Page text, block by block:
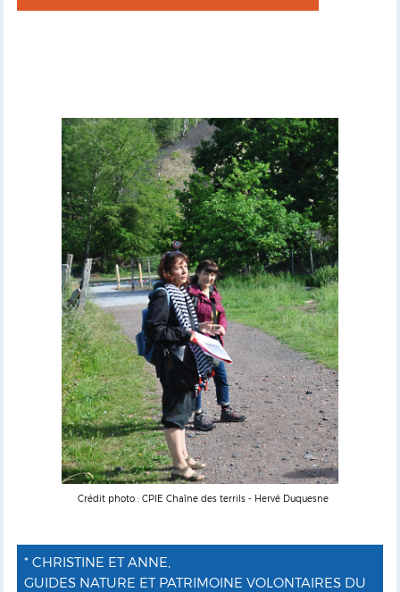
Crédit photo : CPIE Chaîne des terrils - Hervé Duquesne
* CHRISTINE ET ANNE,
GUIDES NATURE ET PATRIMOINE VOLONTAIRES DU